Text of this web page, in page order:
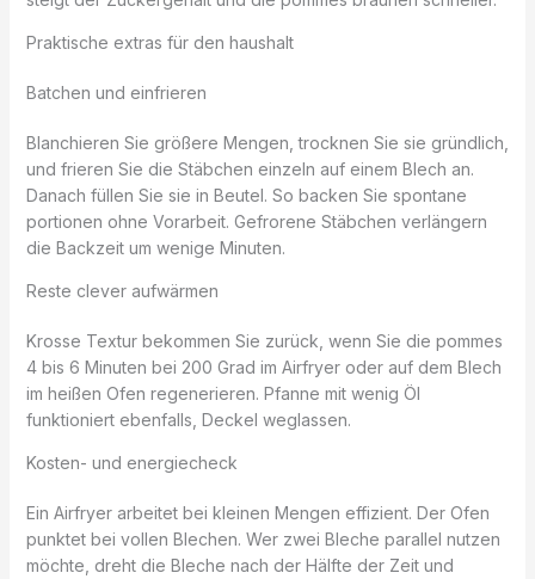
Praktische extras für den haushalt
Batchen und einfrieren
Blanchieren Sie größere Mengen, trocknen Sie sie gründlich,
und frieren Sie die Stäbchen einzeln auf einem Blech an.
Danach füllen Sie sie in Beutel. So backen Sie spontane
portionen ohne Vorarbeit. Gefrorene Stäbchen verlängern
die Backzeit um wenige Minuten.
Reste clever aufwärmen
Krosse Textur bekommen Sie zurück, wenn Sie die pommes
4 bis 6 Minuten bei 200 Grad im Airfryer oder auf dem Blech
im heißen Ofen regenerieren. Pfanne mit wenig Öl
funktioniert ebenfalls, Deckel weglassen.
Kosten- und energiecheck
Ein Airfryer arbeitet bei kleinen Mengen effizient. Der Ofen
punktet bei vollen Blechen. Wer zwei Bleche parallel nutzen
möchte, dreht die Bleche nach der Hälfte der Zeit und